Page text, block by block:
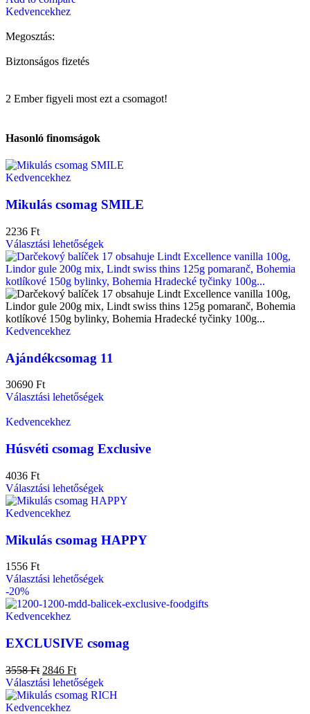
Kedvencekhez
Megosztás:
Biztonságos fizetés
2 Ember figyeli most ezt a csomagot!
Hasonló finomságok
Kedvencekhez
Mikulás csomag SMILE
2236 Ft
Választási lehetőségek
Kedvencekhez
Ajándékcsomag 11
30690 Ft
Választási lehetőségek
Kedvencekhez
Húsvéti csomag Exclusive
4036 Ft
Választási lehetőségek
Kedvencekhez
Mikulás csomag HAPPY
1556 Ft
Választási lehetőségek
-20%
Kedvencekhez
EXCLUSIVE csomag
3558Ft 2846 Ft
Választási lehetőségek
Kedvencekhez